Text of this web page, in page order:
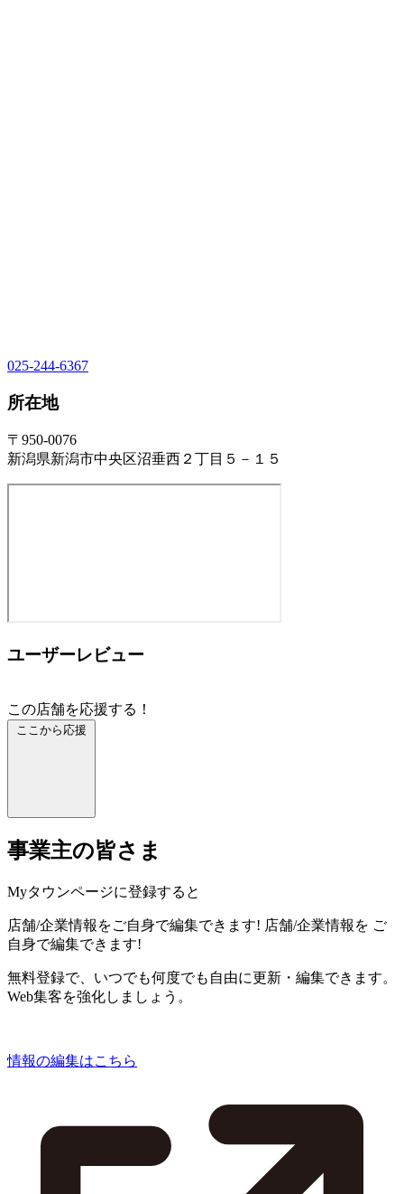
025-244-6367
所在地
〒950-0076
新潟県新潟市中央区沼垂西２丁目５－１５
ユーザーレビュー
この店舗を応援する！
ここから応援
事業主の皆さま
Myタウンページに登録すると
店舗/企業情報をご自身で編集できます! 店舗/企業情報を ご
自身で編集できます!
無料登録で、いつでも何度でも自由に更新・編集できます。
Web集客を強化しましょう。
情報の編集はこちら